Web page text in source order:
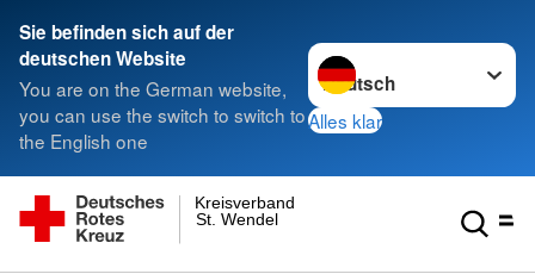
Sie befinden sich auf der
deutschen Website
You are on the German website,
you can use the switch to switch to
the English one
Sprache wechseln zu
Alles klar
St. Wendel
Kreisverband